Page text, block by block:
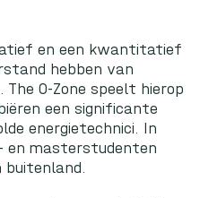
en een kwantitatief
hebben van
The O-Zone speelt hierop
een significante
energietechnici. In
en masterstudenten
buitenland.